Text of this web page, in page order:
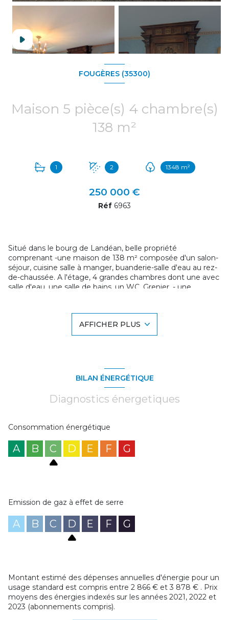
FOUGÈRES (35300)
Maison 5 pièce(s) 4 chambre(s)
138 m²
1 2 1348 m²
250 000 €
Réf 6963
Situé dans le bourg de Landéan, belle propriété
comprenant -une maison de 138 m² composée d'un salon-
séjour, cuisine salle à manger, buanderie-salle d'eau au rez-
de-chaussée. A l'étage, 4 grandes chambres dont une avec
salle d'eau, une salle de bains, un WC. Grenier. - une
ou en petit logement pour faire du locatif. - une chaufferie
de 22 m² avec chambre au-dessus. Dans la continuité, une
ancienne écurie de 65 m² + grenier. - ancien poulailler de 32
Les informations sur les risques auxquels ce bien est
exposé sont disponibles sur le site
Géorisques
AFFICHER PLUS
BILAN ÉNERGÉTIQUE
Diagnostics énergetiques
Consommation énergétique
A B C D E F G
Emission de gaz à effet de serre
A B C D E F G
Montant estimé des dépenses annuelles d'énergie pour un
usage standard est compris entre 2 866 € et 3 878 € . Prix
moyens des énergies indexés sur les années 2021, 2022 et
2023 (abonnements compris).